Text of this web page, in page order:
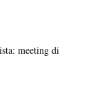
meeting di